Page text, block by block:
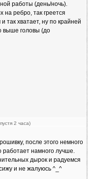
работы (день/ночь).
ребро, так греется
так хватает, ну по крайней
выше головы (до
2 часа)
после этого немного
работает намного лучше.
дырок и радуемся
и не жалуюсь ^_^